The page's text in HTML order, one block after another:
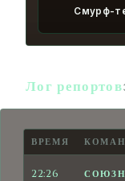
Смурф-
Лог репортов
ВРЕМЯ
22:26